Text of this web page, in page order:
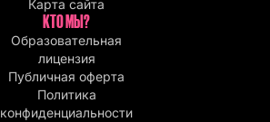
Карта сайта
КТО МЫ?
Образовательная
лицензия
Публичная оферта
Политика
конфиденциальности